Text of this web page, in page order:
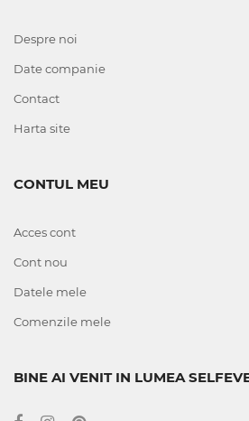
Despre noi
Date companie
Contact
Harta site
CONTUL MEU
Acces cont
Cont nou
Datele mele
Comenzile mele
BINE AI VENIT IN LUMEA